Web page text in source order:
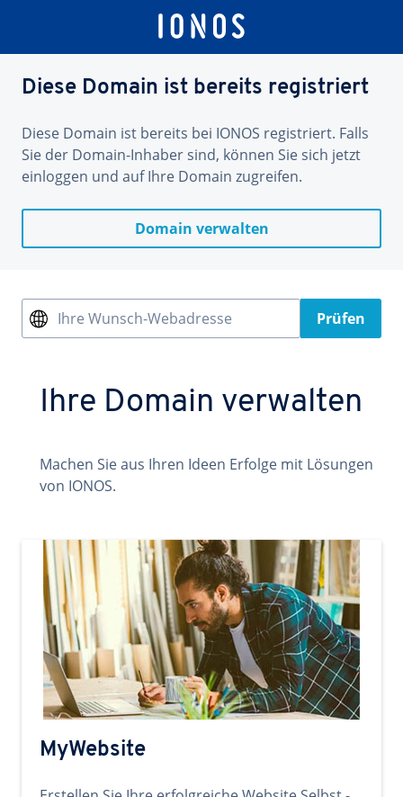
Diese Domain ist bereits registriert
Diese Domain ist bereits bei IONOS registriert. Falls
Sie der Domain-Inhaber sind, können Sie sich jetzt
einloggen und auf Ihre Domain zugreifen.
Domain verwalten
Ihre Wunsch-Webadresse Prüfen
Ihre Domain verwalten
Machen Sie aus Ihren Ideen Erfolge mit Lösungen
von IONOS.
MyWebsite